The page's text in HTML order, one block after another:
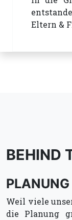
Eltern &
BEHIND
PLANUNG
Weil viele
die Planung